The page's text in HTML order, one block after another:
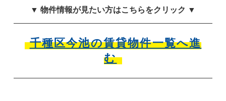
▼ 物件情報が見たい方はこちらをクリック ▼
千種区今池の賃貸物件一覧へ進
む